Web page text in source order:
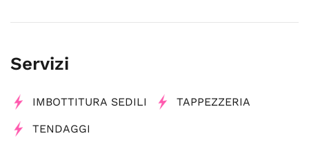
Servizi
IMBOTTITURA SEDILI TAPPEZZERIA
TENDAGGI